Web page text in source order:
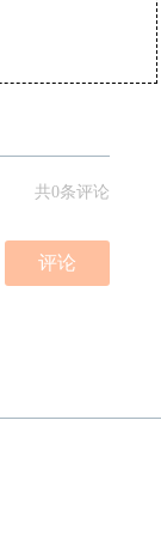
共0条评论
评论